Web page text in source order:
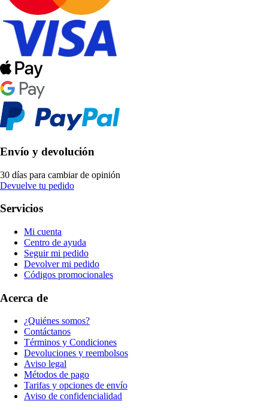
Envío y devolución
30 días para cambiar de opinión
Devuelve tu pedido
Servicios
Mi cuenta
Centro de ayuda
Seguir mi pedido
Devolver mi pedido
Códigos promocionales
Acerca de
¿Quiénes somos?
Contáctanos
Términos y Condiciones
Devoluciones y reembolsos
Aviso legal
Métodos de pago
Tarifas y opciones de envío
Aviso de confidencialidad